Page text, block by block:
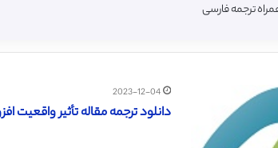
ترجمه فارسی
2023-12-04
دانلود ترجمه مقاله تأثیر واقعیت